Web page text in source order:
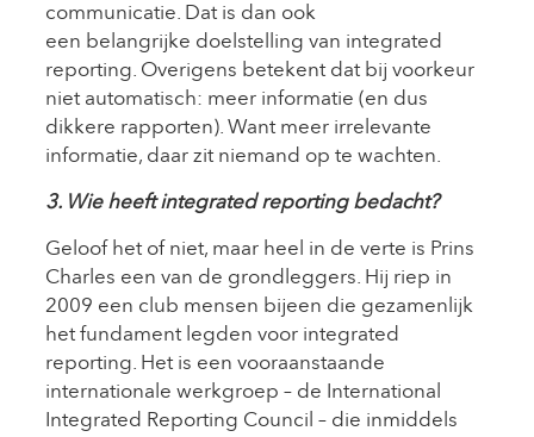
communicatie. Dat is dan ook
een belangrijke doelstelling van integrated
reporting. Overigens betekent dat bij voorkeur
niet automatisch: meer informatie (en dus
dikkere rapporten). Want meer irrelevante
informatie, daar zit niemand op te wachten.
3. Wie heeft integrated reporting bedacht?
Geloof het of niet, maar heel in de verte is Prins
Charles een van de grondleggers. Hij riep in
2009 een club mensen bijeen die gezamenlijk
het fundament legden voor integrated
reporting. Het is een vooraanstaande
internationale werkgroep – de International
Integrated Reporting Council – die inmiddels